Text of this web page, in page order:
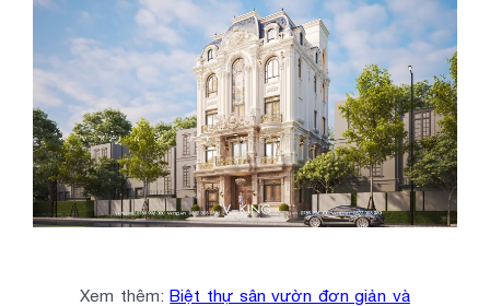
Xem thêm:Biệt thự sân vườn đơn giản và